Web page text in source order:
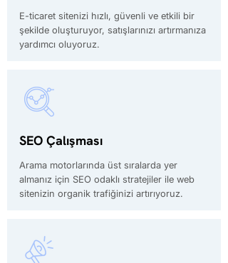
E-ticaret sitenizi hızlı, güvenli ve etkili bir
şekilde oluşturuyor, satışlarınızı artırmanıza
yardımcı oluyoruz.
SEO Çalışması
Arama motorlarında üst sıralarda yer
almanız için SEO odaklı stratejiler ile web
sitenizin organik trafiğinizi artırıyoruz.